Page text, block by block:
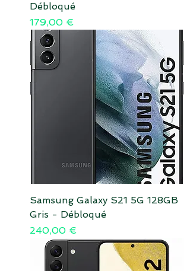
Débloqué
Prix
179,00 €
Samsung Galaxy S21 5G 128GB
Gris - Débloqué
Prix
240,00 €